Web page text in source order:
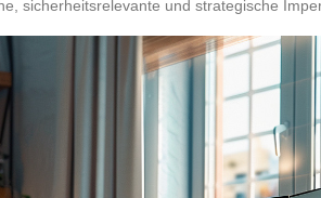
sicherheitsrelevante und strategische